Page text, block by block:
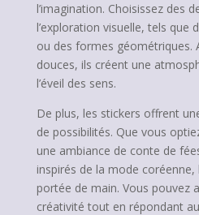
l’imagination. Choisissez des
l’exploration visuelle, tels que
ou des formes géométriques.
douces, ils créent une
l’éveil des sens.
De plus, les stickers offrent
de possibilités. Que vous
une ambiance de conte de
inspirés de la mode
portée de main. Vous pouvez
créativité tout en répondant